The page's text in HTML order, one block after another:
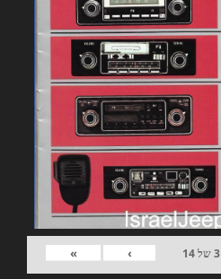
3של14
›
»